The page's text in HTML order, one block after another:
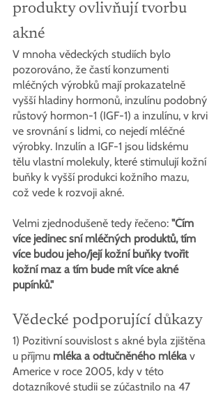
produkty ovlivňují tvorbu
akné
V mnoha vědeckých studiích bylo
pozorováno, že častí konzumenti
mléčných výrobků mají prokazatelně
vyšší hladiny hormonů, inzulínu podobný
růstový hormon-1 (IGF-1) a inzulínu, v krvi
ve srovnání s lidmi, co nejedí mléčné
výrobky. Inzulín a IGF-1 jsou lidskému
tělu vlastní molekuly, které stimulují kožní
buňky k vyšší produkci kožního mazu,
což vede k rozvoji akné.
Velmi zjednodušeně tedy řečeno: "Čím
více jedinec sní mléčných produktů, tím
více budou jeho/její kožní buňky tvořit
kožní maz a tím bude mít více akné
pupínků."
Vědecké podporující důkazy
1) Pozitivní souvislost s akné byla zjištěna
u příjmu mléka a odtučněného mléka v
Americe v roce 2005, kdy v této
dotazníkové studii se zúčastnilo na 47